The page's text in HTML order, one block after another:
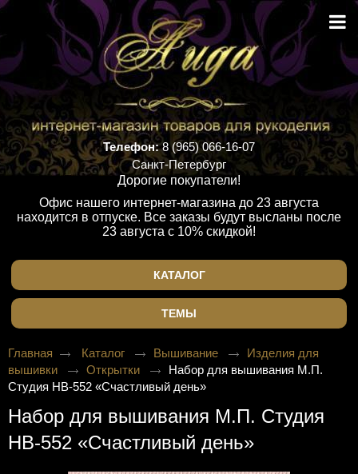
Телефон:8 (965) 066-16-07
Санкт-Петербург
Дорогие покупатели!
Офис нашего интернет-магазина до 23 августа
находится в отпуске. Все заказы будут высланы после
23 августа с 10% скидкой!
КАТАЛОГ
ТЕМЫ
Главная Каталог Вышивание
Изделия для
вышивки
Открытки
Набор для вышивания М.П.
Студия НВ-552 «Счастливый день»
Набор для вышивания М.П. Студия
НВ-552 «Счастливый день»